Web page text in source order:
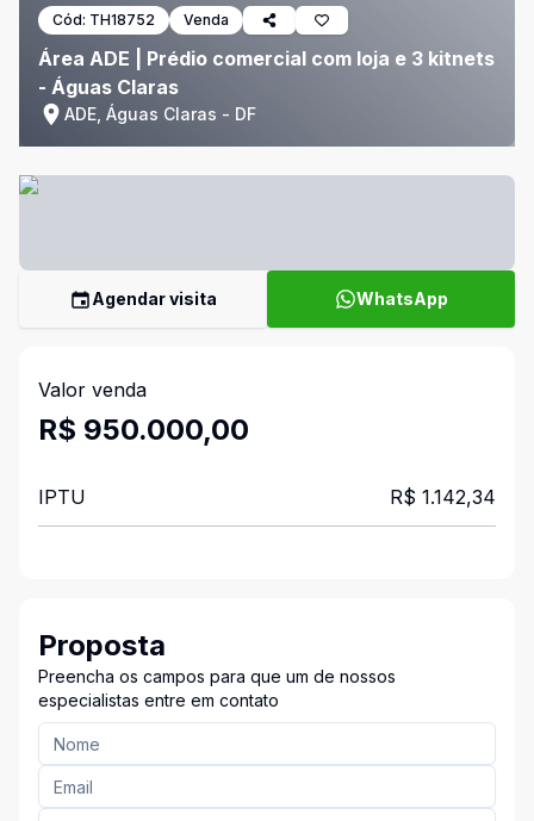
Cód: TH18752 Venda
Área ADE | Prédio comercial com loja e 3 kitnets
- Águas Claras
ADE, Águas Claras - DF
Agendar visita WhatsApp
Valor venda
R$ 950.000,00
IPTU R$ 1.142,34
Proposta
Preencha os campos para que um de nossos
especialistas entre em contato